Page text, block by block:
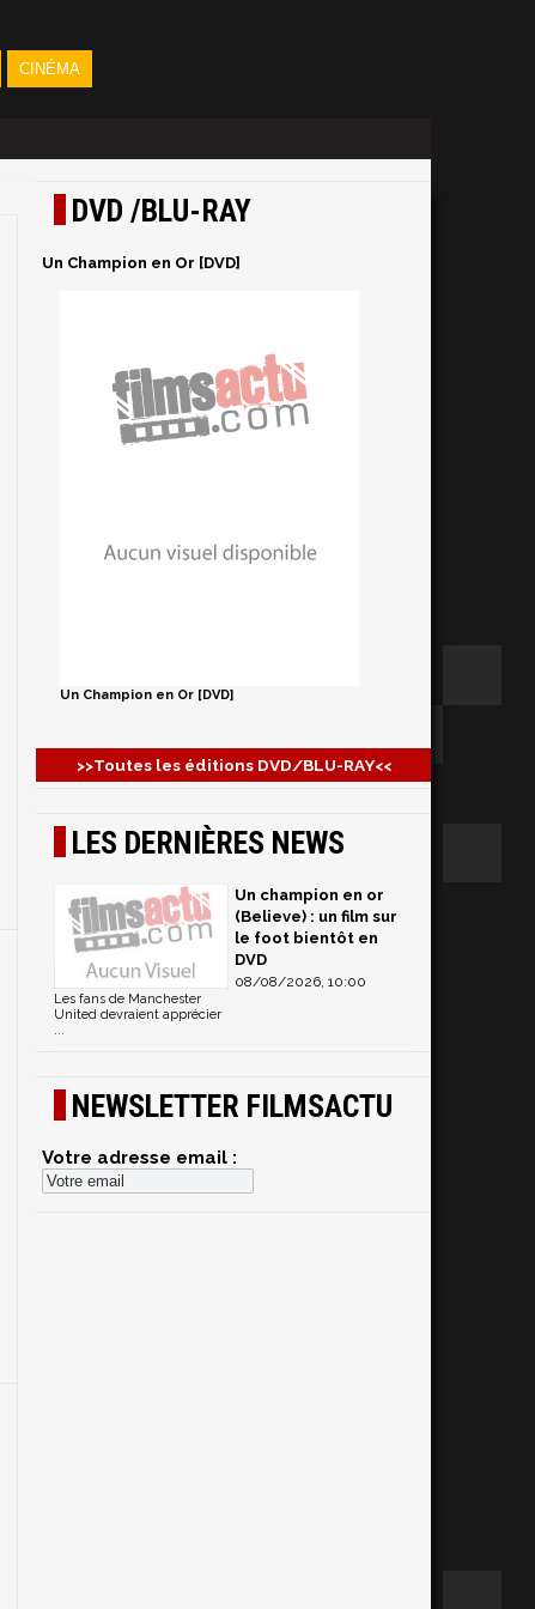
CINÉMA
DVD /BLU-RAY
Un Champion en Or [DVD]
Un Champion en Or [DVD]
>>Toutes les éditions DVD/BLU-RAY<<
LES DERNIÈRES NEWS
Un champion en or
(Believe) : un film sur
le foot bientôt en
DVD
08/08/2026, 10:00
Les fans de Manchester
United devraient apprécier
...
NEWSLETTER FILMSACTU
Votre adresse email :